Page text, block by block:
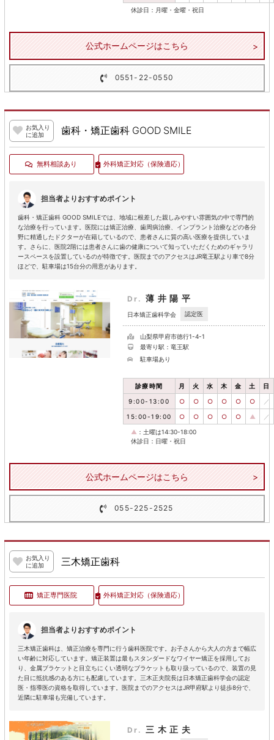
休診日：月曜・金曜・祝日
公式ホームページはこちら
0551-22-0550
お気入り
に追加
歯科・矯正歯科 GOOD SMILE
無料相談あり 外科矯正対応（保険適応）
担当者よりおすすめポイント
歯科・矯正歯科 GOOD SMILEでは、地域に根差した親しみやすい雰囲気の中で専門的
な治療を行っています。医院には矯正治療、歯周病治療、インプラント治療などの各分
野に精通したドクターが在籍しているので、患者さんに質の高い医療を提供していま
す。さらに、医院2階には患者さんに歯の健康について知っていただくためのギャラリ
ースペースを設置しているのが特徴です。医院までのアクセスはJR竜王駅より車で8分
ほどで、駐車場は15台分の用意があります。
Dr. 薄井陽平
日本矯正歯科学会 認定医
山梨県甲府市徳行1-4-1
最寄り駅：竜王駅
駐車場あり
診療時間 月 火 水 木 金 土 日
9:00-13:00 ○ ○ ○ ○ ○ ○ ／
15:00-19:00 ○ ○ ○ ○ ○ ▲ ／
▲ ：土曜は14:30-18:00
休診日：日曜・祝日
公式ホームページはこちら
055-225-2525
お気入り
に追加
三木矯正歯科
矯正専門医院 外科矯正対応（保険適応）
担当者よりおすすめポイント
三木矯正歯科は、矯正治療を専門に行う歯科医院です。お子さんから大人の方まで幅広
い年齢に対応しています。矯正装置は最もスタンダードなワイヤー矯正を採用してお
り、金属ブラケットと目立ちにくい透明なブラケットも取り扱っているので、装置の見
た目に抵抗感のある方にも配慮しています。三木正夫院長は日本矯正歯科学会の認定
医・指導医の資格を取得しています。医院までのアクセスはJR甲府駅より徒歩8分で、
近隣に駐車場も完備しています。
Dr. 三木正夫